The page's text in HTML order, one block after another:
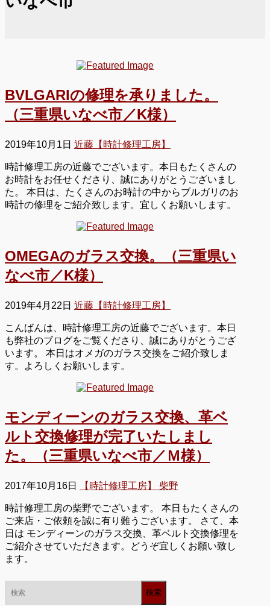
BVLGARIの修理を承りました。
（三重県いなべ市／K様）
2019年10月1日 近藤【時計修理工房】
時計修理工房の近藤でございます。本日もたくさんの
お時計をお任せくださり、誠にありがとうございまし
た。 本日は、たくさんのお時計の中からブルガリのお
時計の修理をご紹介致します。宜しくお願いします。
OMEGAのガラス交換。（三重県い
なべ市／K様）
2019年4月22日 近藤【時計修理工房】
こんばんは、時計修理工房の近藤でございます。本日
も弊社のブログをご覧くださり、誠にありがとうござ
います。 本日はオメガのガラス交換をご紹介致しま
す。よろしくお願いします。
モンディーンのガラス交換、革ベ
ルト交換修理が完了いたしまし
た。（三重県いなべ市／Ｍ様）
2017年10月16日 【時計修理工房】 柴野
時計修理工房の柴野でございます。 本日もたくさんの
ご来店・ご依頼を誠に有り難うございます。 さて、本
日は モンディーンのガラス交換、革ベルト交換修理を
ご紹介させていただきます。どうぞ宜しくお願い致し
ます。